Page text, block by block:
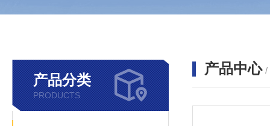
产品分类
PRODUCTS
产品中心 /